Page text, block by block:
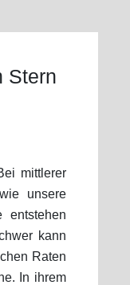
Stern
mittlerer
unsere
kann
Raten
In ihrem